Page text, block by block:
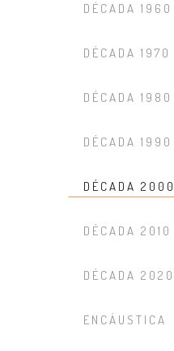
DÉCADA 1960
DÉCADA 1970
DÉCADA 1980
DÉCADA 1990
DÉCADA 2000
DÉCADA 2010
DÉCADA 2020
ENCÁUSTICA